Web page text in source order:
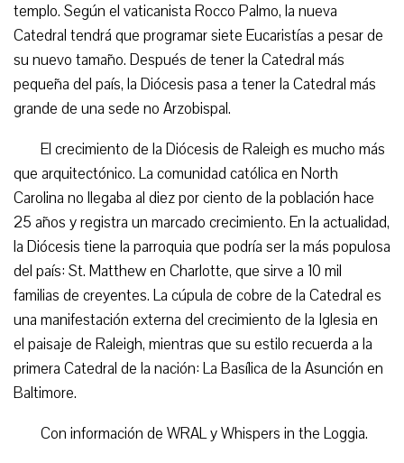
templo. Según el vaticanista Rocco Palmo, la nueva
Catedral tendrá que programar siete Eucaristías a pesar de
su nuevo tamaño. Después de tener la Catedral más
pequeña del país, la Diócesis pasa a tener la Catedral más
grande de una sede no Arzobispal.
El crecimiento de la Diócesis de Raleigh es mucho más
que arquitectónico. La comunidad católica en North
Carolina no llegaba al diez por ciento de la población hace
25 años y registra un marcado crecimiento. En la actualidad,
la Diócesis tiene la parroquia que podría ser la más populosa
del país: St. Matthew en Charlotte, que sirve a 10 mil
familias de creyentes. La cúpula de cobre de la Catedral es
una manifestación externa del crecimiento de la Iglesia en
el paisaje de Raleigh, mientras que su estilo recuerda a la
primera Catedral de la nación: La Basílica de la Asunción en
Baltimore.
Con información de WRAL y Whispers in the Loggia.